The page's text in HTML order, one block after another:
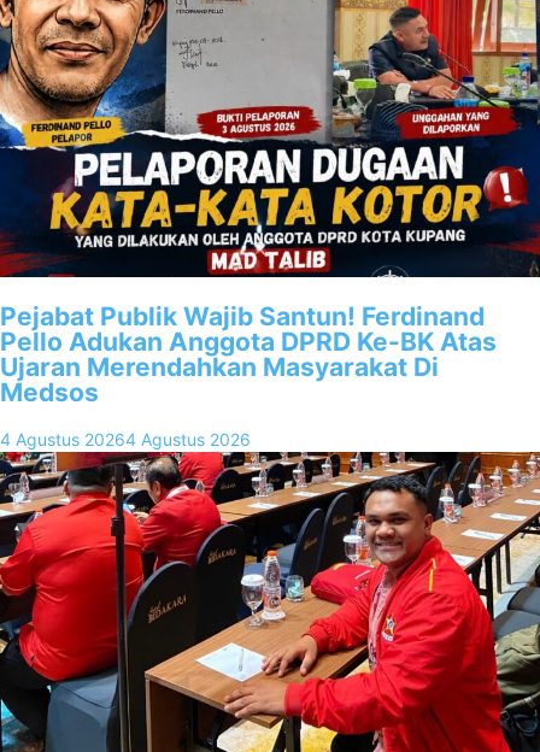
Pejabat Publik Wajib Santun! Ferdinand
Pello Adukan Anggota DPRD Ke-BK Atas
Ujaran Merendahkan Masyarakat Di
Medsos
4 Agustus 20264 Agustus 2026